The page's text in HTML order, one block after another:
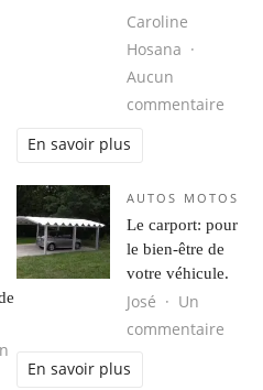
sur Obtenir votre Groove Back.
Caroline
Hosana
Aucun
commentaire
En savoir plus
sur Séjour d’aventure au Brésil :
AUTOS MOTOS
Le carport: pour
le bien-être de
votre véhicule.
José
Un
commentaire
En savoir plus